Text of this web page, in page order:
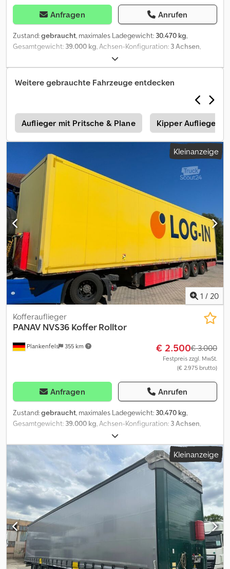
Anfragen Anrufen
Zustand:gebraucht, maximales Ladegewicht: 30.470 kg,
Gesamtgewicht: 39.000 kg, Achsen-Konfiguration: 3 Achsen,
, Ausstattung:
Auflieger Nutzlast 30.470 kg Bereifung 385/55 R 22,5 BPW Achsen
Palettenkasten Unterfahrschutz mehrere Stück vorhanden ! /
some pieces available ! Bilder sind Beispielbilder ! / Pictures are
Weitere gebrauchte Fahrzeuge entdecken
Auflieger mit Pritsche & Plane Kipper Auflieger
Kleinanzeige
1 / 20
Plankenfels 355 km
Kofferauflieger
PANAV NVS36 Koffer Rolltor
€ 2.500€ 3.000
Festpreis zzgl. MwSt.
(€ 2.975 brutto)
Anfragen Anrufen
Zustand:gebraucht, maximales Ladegewicht: 30.470 kg,
Gesamtgewicht: 39.000 kg, Achsen-Konfiguration: 3 Achsen,
, Ausstattung:
Auflieger Nutzlast 30.470 kg Bereifung 385/55 R 22,5 BPW Achsen
Palettenkasten Unterfahrschutz mehrere Stück vorhanden ! /
some pieces available ! Dkjdpsu Ddv Aefx Anksr Bilder sind
Beispielbilder ! / Pictures are example pictures !
Kleinanzeige